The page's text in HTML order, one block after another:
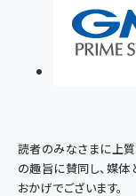
読者のみなさまに上
の趣旨に賛同し、媒体
おかげでございます。